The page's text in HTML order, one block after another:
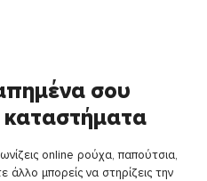
σου
καταστήματα
online ρούχα, παπούτσια,
άλλο μπορείς να στηρίζεις την